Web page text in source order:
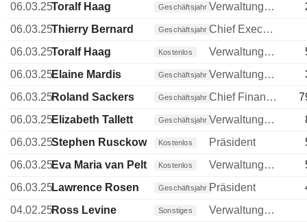
06.03.25Toralf Haag Geschäftsjahr Verwaltungsratsmitglied
06.03.25Thierry Bernard Geschäftsjahr
Chief Executive Officer (CEO)
06.03.25Toralf Haag Kostenlos Verwaltungsratsmitglied
06.03.25Elaine Mardis Geschäftsjahr Verwaltungsratsmitglied
06.03.25Roland Sackers Geschäftsjahr Chief Financial Officer (CFO)
06.03.25Elizabeth Tallett Geschäftsjahr Verwaltungsratsmitglied
06.03.25Stephen RusckowskiKostenlos Präsident
06.03.25Eva Maria van Pelt Kostenlos Verwaltungsratsmitglied
06.03.25Lawrence Rosen Geschäftsjahr Präsident
04.02.25Ross Levine Sonstiges
Verwaltungsratsmitglied